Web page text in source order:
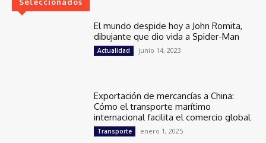
El mundo despide hoy a John Romita,
dibujante que dio vida a Spider-Man
Actualidad junio 14, 2023
Exportación de mercancías a China:
Cómo el transporte marítimo
internacional facilita el comercio global
Transporte enero 1, 2025